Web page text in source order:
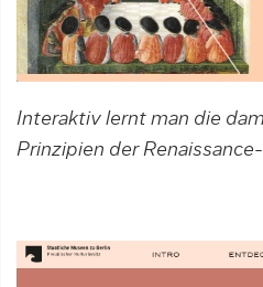
Interaktiv lernt man die
Prinzipien der